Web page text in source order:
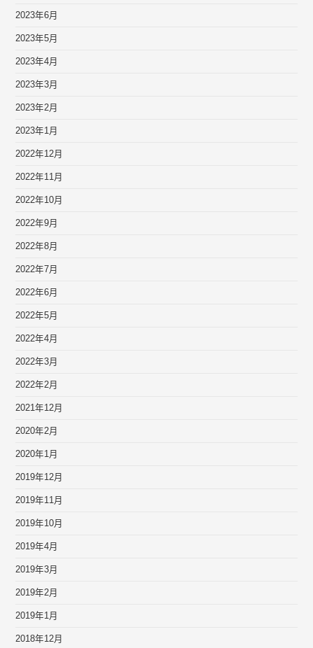
2023年6月
2023年5月
2023年4月
2023年3月
2023年2月
2023年1月
2022年12月
2022年11月
2022年10月
2022年9月
2022年8月
2022年7月
2022年6月
2022年5月
2022年4月
2022年3月
2022年2月
2021年12月
2020年2月
2020年1月
2019年12月
2019年11月
2019年10月
2019年4月
2019年3月
2019年2月
2019年1月
2018年12月